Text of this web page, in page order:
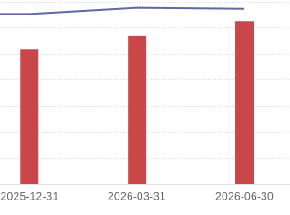
现任瀚亚投资首席风险官、瀚亚投资管理(上海)有限公司监